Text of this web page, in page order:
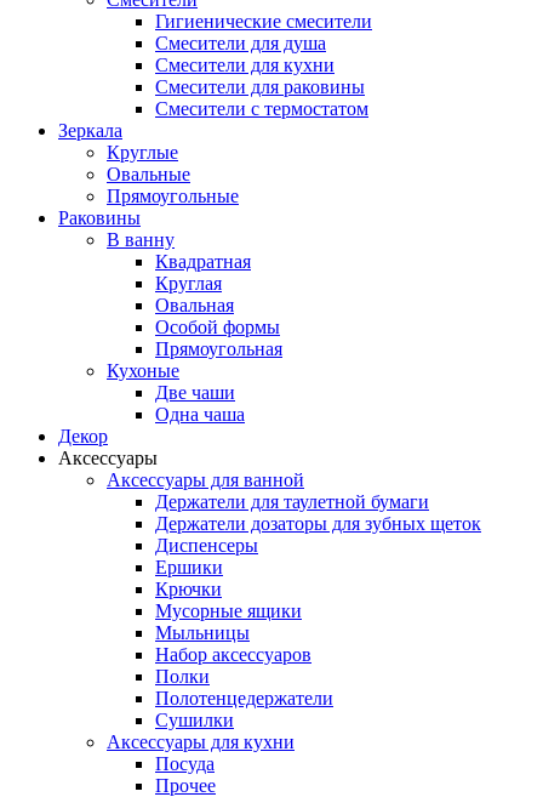
Гигиенические смесители
Смесители для душа
Смесители для кухни
Смесители для раковины
Смесители с термостатом
Зеркала
Круглые
Овальные
Прямоугольные
Раковины
В ванну
Квадратная
Круглая
Овальная
Особой формы
Прямоугольная
Кухоные
Две чаши
Одна чаша
Декор
Аксессуары
Аксессуары для ванной
Держатели для таулетной бумаги
Держатели дозаторы для зубных щеток
Диспенсеры
Ершики
Крючки
Мусорные ящики
Мыльницы
Набор аксессуаров
Полки
Полотенцедержатели
Сушилки
Аксессуары для кухни
Посуда
Прочее